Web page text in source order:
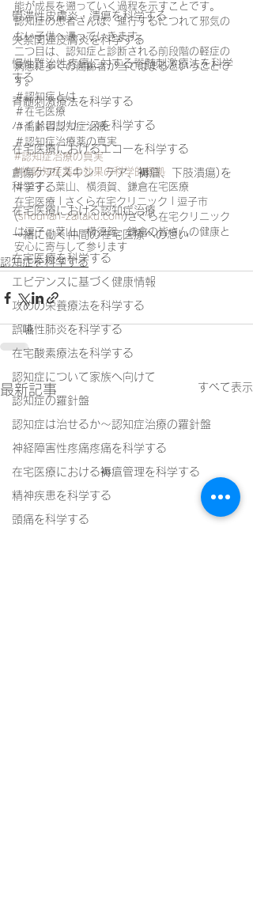
鬱滞性皮膚炎・潰瘍を科学する
失禁関連皮膚炎を科学する
慢性難治性疼痛に対する脊髄刺激療法を科学
する
脊髄刺激療法を科学する
ハイドロリリースを科学する
在宅医療におけるエコーを科学する
創傷ケア(スキン テア、褥瘡、下肢潰瘍)を
科学する
在宅医療における認知症治療
一緒に働く仲間の在宅医療への想い
在宅医療を科学する
エビデンスに基づく健康情報
攻めの栄養療法を科学する
誤嚥性肺炎を科学する
在宅酸素療法を科学する
認知症について家族へ向けて
認知症の羅針盤
認知症は治せるか～認知症治療の羅針盤
神経障害性疼痛疼痛を科学する
在宅医療における褥瘡管理を科学する
精神疾患を科学する
頭痛を科学する
能が成長を遡っていく過程を示すことです。
認知症の患者さんは、進行するにつれて邪気の
ない子供へ還っていきます。
二つ目は、認知症と診断される前段階の軽症の
病態に多くの高齢者が当てはまるということで
す。
＃認知症とは
＃在宅医療
＃高齢者認知症治療
＃認知症治療薬の真実
#認知症治療の真実
#抗認知症薬の効果の科学的根拠
＃逗子、葉山、横須賀、鎌倉在宅医療
在宅医療 | さくら在宅クリニック | 逗子市
(shounan-zaitaku.com)さくら在宅クリニック
は逗子、葉山、横須賀、鎌倉の皆さんの健康と
安心に寄与して参ります
認知症を科学する
最新記事 すべて表示